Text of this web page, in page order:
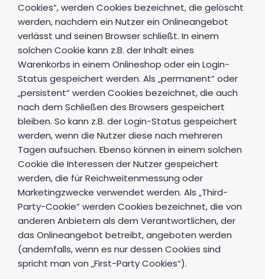
Cookies“, werden Cookies bezeichnet, die gelöscht
werden, nachdem ein Nutzer ein Onlineangebot
verlässt und seinen Browser schließt. In einem
solchen Cookie kann z.B. der Inhalt eines
Warenkorbs in einem Onlineshop oder ein Login-
Status gespeichert werden. Als „permanent“ oder
„persistent“ werden Cookies bezeichnet, die auch
nach dem Schließen des Browsers gespeichert
bleiben. So kann z.B. der Login-Status gespeichert
werden, wenn die Nutzer diese nach mehreren
Tagen aufsuchen. Ebenso können in einem solchen
Cookie die Interessen der Nutzer gespeichert
werden, die für Reichweitenmessung oder
Marketingzwecke verwendet werden. Als „Third-
Party-Cookie“ werden Cookies bezeichnet, die von
anderen Anbietern als dem Verantwortlichen, der
das Onlineangebot betreibt, angeboten werden
(andernfalls, wenn es nur dessen Cookies sind
spricht man von „First-Party Cookies“).